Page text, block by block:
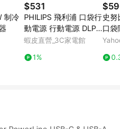
制冷
$531
PHILIPS 飛利浦 口袋行
動電源 行動電源 DLP2
550 現貨 廠商直送
蝦皮直營_3C家電館
1%
史努
口袋
E-